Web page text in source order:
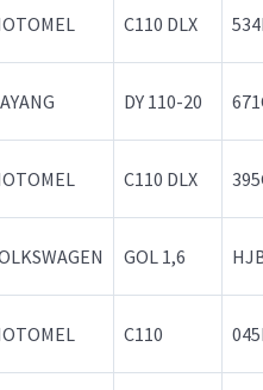
C110 DLX
DY 110-20
C110 DLX
GOL 1,6
C110